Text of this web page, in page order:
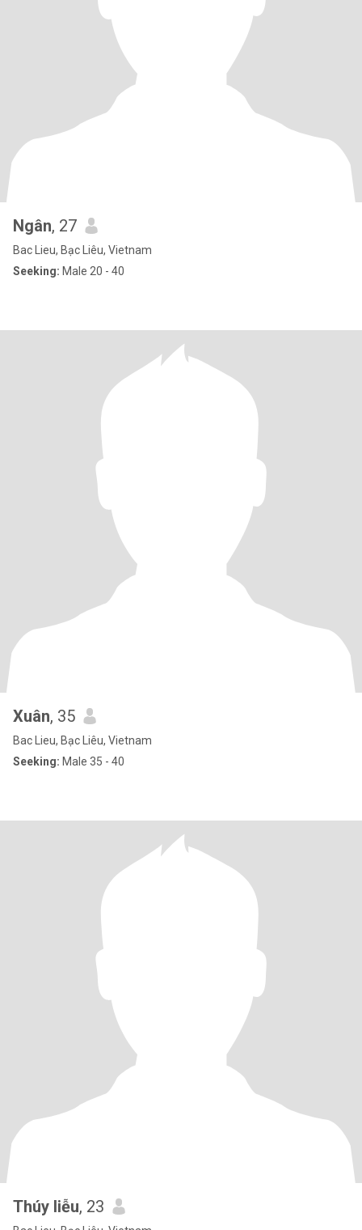
Ngân, 27
Bac Lieu, Bạc Liêu, Vietnam
Seeking: Male 20 - 40
Xuân, 35
Bac Lieu, Bạc Liêu, Vietnam
Seeking: Male 35 - 40
Thúy liễu, 23